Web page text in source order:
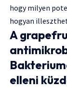
hogy milyen
hogyan
A
elleni